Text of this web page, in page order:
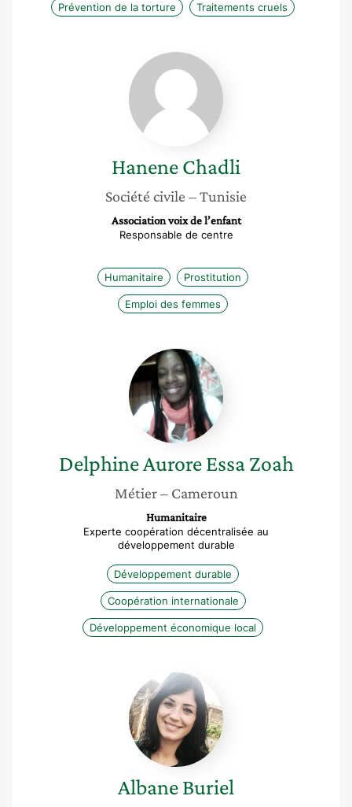
Prévention de la torture Traitements cruels
Hanene
Chadli
HaneneChadli
Société civile – Tunisie
Association voix de l’enfant
Responsable de centre
Humanitaire Prostitution
Emploi des femmes
Delphine
Aurore
Essa
Zoah
Delphine Aurore Essa Zoah
Métier – Cameroun
Humanitaire
Experte coopération décentralisée au
développement durable
Développement durable
Coopération internationale
Développement économique local
Albane
Buriel
AlbaneBuriel